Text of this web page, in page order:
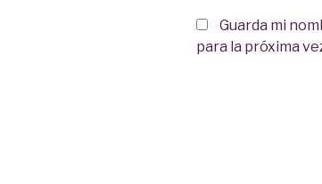
Guarda mi
para la próxima